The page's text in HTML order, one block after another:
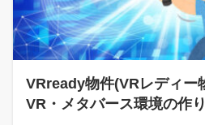
VRready物件(VRレディー
VR・メタバース環境の作